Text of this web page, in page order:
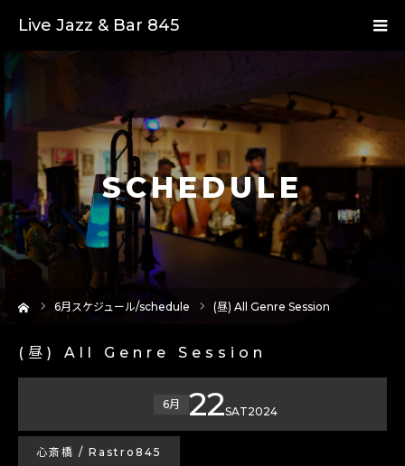
Live Jazz & Bar 845
SCHEDULE
6月スケジュール/schedule (昼) All Genre Session
(昼) All Genre Session
6月 22SAT2024
心斎橋 / Rastro845